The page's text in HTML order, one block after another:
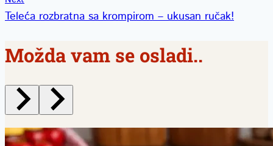
Teleća rozbratna sa krompirom – ukusan ručak!
Možda vam se osladi..